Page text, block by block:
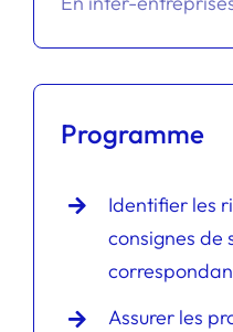
Programme
Identifier les
consignes de
Assurer les